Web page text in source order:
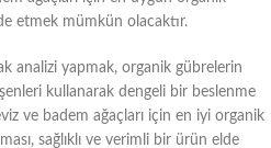
etmek mümkün olacaktır.
analizi yapmak, organik gübrelerin
kullanarak dengeli bir beslenme
ve badem ağaçları için en iyi organik
sağlıklı ve verimli bir ürün elde